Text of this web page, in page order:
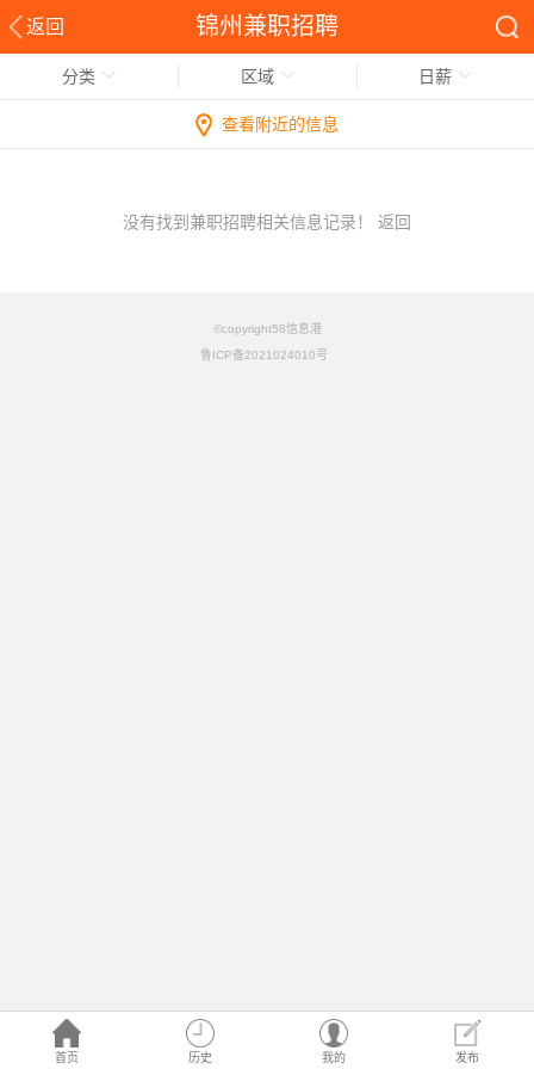
返回 锦州兼职招聘
首页 历史 我的 发布
分类 区域 日薪
查看附近的信息
没有找到兼职招聘相关信息记录！ 返回
©copyright58信息港
鲁ICP备2021024010号